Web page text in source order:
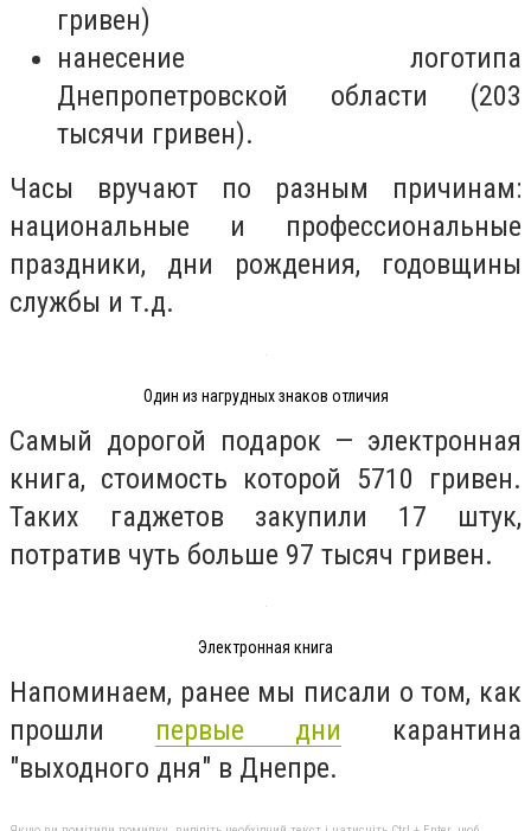
гривен)
нанесение логотипа
Днепропетровской области (203
тысячи гривен).
Часы вручают по разным причинам:
национальные и профессиональные
праздники, дни рождения, годовщины
службы и т.д.
Один из нагрудных знаков отличия
Самый дорогой подарок — электронная
книга, стоимость которой 5710 гривен.
Таких гаджетов закупили 17 штук,
потратив чуть больше 97 тысяч гривен.
Электронная книга
Напоминаем, ранее мы писали о том, как
прошли первые дни карантина
"выходного дня" в Днепре.